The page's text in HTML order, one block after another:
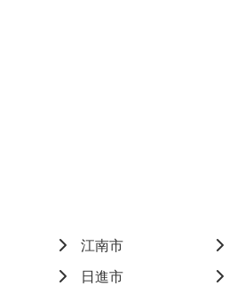
江南市
日進市